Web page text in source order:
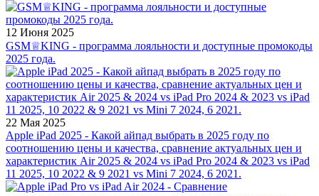
12 Июня 2025
GSM♕KING - программа лояльности и доступные промокоды
2025 года.
22 Мая 2025
Apple iPad 2025 - Какой айпад выбрать в 2025 году по
соотношению цены и качества, сравнение актуальных цен и
характеристик Air 2025 & 2024 vs iPad Pro 2024 & 2023 vs iPad
11 2025, 10 2022 & 9 2021 vs Mini 7 2024, 6 2021.